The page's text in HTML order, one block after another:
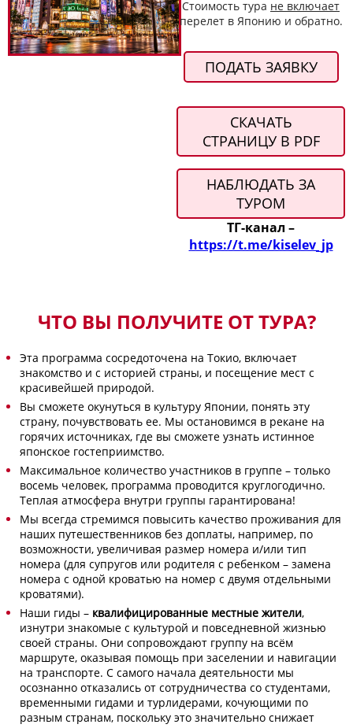
Стоимость тура не включает
перелет в Японию и обратно.
ПОДАТЬ ЗАЯВКУ
СКАЧАТЬ
СТРАНИЦУ В PDF
НАБЛЮДАТЬ ЗА
ТУРОМ
ТГ-канал –
https://t.me/kiselev_jp
ЧТО ВЫ ПОЛУЧИТЕ ОТ ТУРА?
Эта программа сосредоточена на Токио, включает
знакомство и с историей страны, и посещение мест с
красивейшей природой.
Вы сможете окунуться в культуру Японии, понять эту
страну, почувствовать ее. Мы остановимся в рекане на
горячих источниках, где вы сможете узнать истинное
японское гостеприимство.
Максимальное количество участников в группе – только
восемь человек, программа проводится круглогодично.
Теплая атмосфера внутри группы гарантирована!
Мы всегда стремимся повысить качество проживания для
наших путешественников без доплаты, например, по
возможности, увеличивая размер номера и/или тип
номера (для супругов или родителя с ребенком – замена
номера с одной кроватью на номер с двумя отдельными
кроватями).
Наши гиды – квалифицированные местные жители,
изнутри знакомые с культурой и повседневной жизнью
своей страны. Они сопровождают группу на всём
маршруте, оказывая помощь при заселении и навигации
на транспорте. С самого начала деятельности мы
осознанно отказались от сотрудничества со студентами,
временными гидами и турлидерами, кочующими по
разным странам, поскольку это значительно снижает